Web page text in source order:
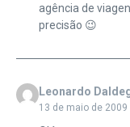
agência de
precisão 😉
Leonardo
13 de maio de 2009